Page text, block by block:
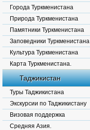
Города Туркменистана
Природа Туркменистана
Памятники Туркменистана
Заповедники Туркменистана
Культура Туркменистана
Карта Туркменистана.
Таджикистан
Туры Таджикистана
Экскурсии по Таджикистану
Визовая поддержка
Средняя Азия.